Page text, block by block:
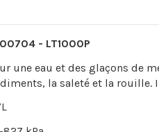
- LT1000P
une eau et des glaçons de
la saleté et la rouille.